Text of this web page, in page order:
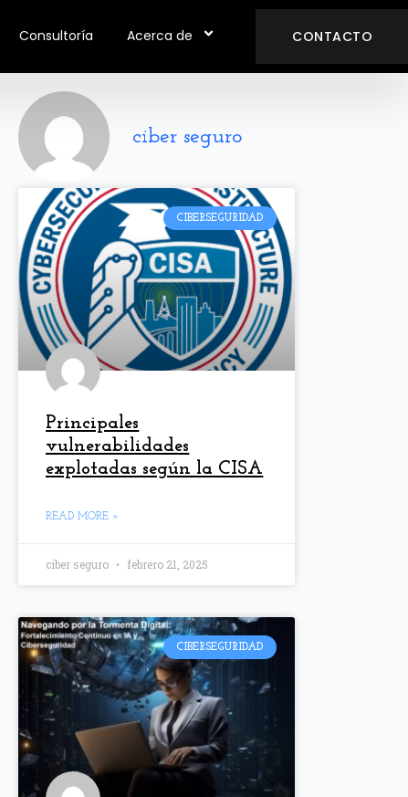
Consultoría Acerca de CONTACTO
ciber seguro
CIBERSEGURIDAD
Principales
vulnerabilidades
explotadas según la CISA
READ MORE »
ciber seguro febrero 21, 2025
CIBERSEGURIDAD